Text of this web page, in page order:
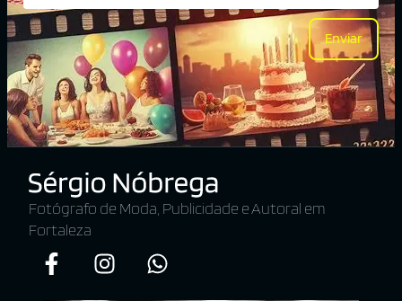
Enviar
Fotógrafo de Moda, Publicidade e Autoral em
Fortaleza